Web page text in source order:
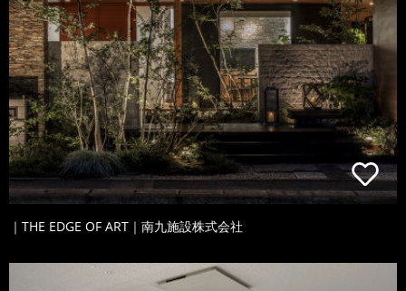
｜THE EDGE OF ART｜南九施設株式会社